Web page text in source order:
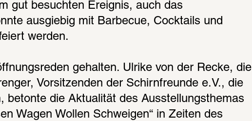
gut besuchten Ereignis, auch das
ausgiebig mit Barbecue, Cocktails und
werden.
gehalten. Ulrike von der Recke, die
Vorsitzenden der Schirnfreunde e.V., die
betonte die Aktualität des Ausstellungsthemas
Wagen Wollen Schweigen“ in Zeiten des